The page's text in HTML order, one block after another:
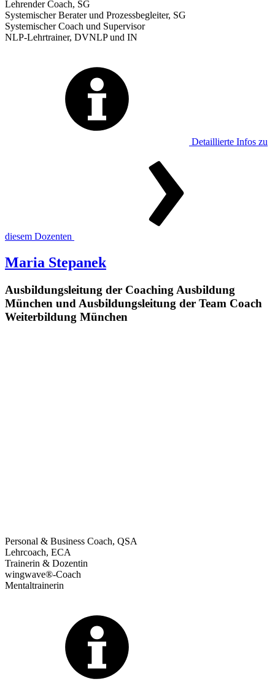
Lehrender Coach, SG
Systemischer Berater und Prozessbegleiter, SG
Systemischer Coach und Supervisor
NLP-Lehrtrainer, DVNLP und IN
Detaillierte Infos zu
diesem Dozenten
Maria Stepanek
Ausbildungsleitung der Coaching Ausbildung
München und Ausbildungsleitung der Team Coach
Weiterbildung München
Personal & Business Coach, QSA
Lehrcoach, ECA
Trainerin & Dozentin
wingwave®-Coach
Mentaltrainerin